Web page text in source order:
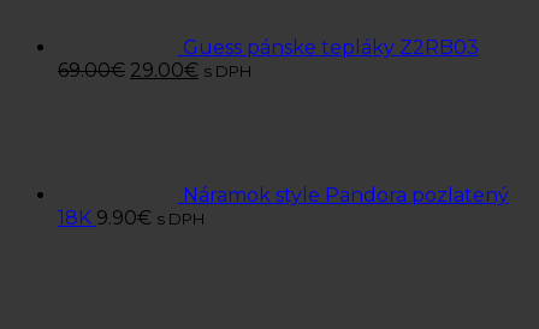
Guess pánske tepláky Z2RB03
69.00€ 29.00€ s DPH
Náramok style Pandora pozlatený
18K 9.90€ s DPH